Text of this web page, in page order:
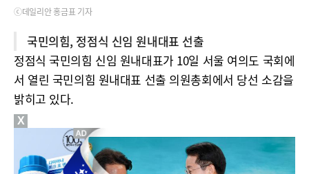
ⓒ데일리안 홍금표 기자
국민의힘, 정점식 신임 원내대표 선출
정점식 국민의힘 신임 원내대표가 10일 서울 여의도 국회에
서 열린 국민의힘 원내대표 선출 의원총회에서 당선 소감을
밝히고 있다.
X